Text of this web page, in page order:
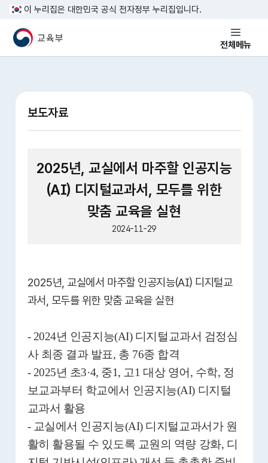
본문 바로가기
이 누리집은 대한민국 공식 전자정부 누리집입니다.
교육부 국민 메인홈페이지 전체메뉴
보도자료
2025년, 교실에서 마주할 인공지능
(AI) 디지털교과서, 모두를 위한
맞춤 교육을 실현
2024-11-29
2025년, 교실에서 마주할 인공지능(AI) 디지털교
과서, 모두를 위한 맞춤 교육을 실현
- 2024년 인공지능(AI) 디지털교과서 검정심
사 최종 결과 발표, 총 76종 합격
- 2025년 초3·4, 중1, 고1 대상 영어, 수학, 정
보교과부터 학교에서 인공지능(AI) 디지털
교과서 활용
- 교실에서 인공지능(AI) 디지털교과서가 원
활히 활용될 수 있도록 교원의 역량 강화, 디